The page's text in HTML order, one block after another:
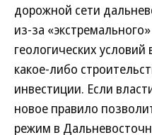
дорожной сети
из-за
геологических
какое-либо
инвестиции. Если
новое правило
режим в